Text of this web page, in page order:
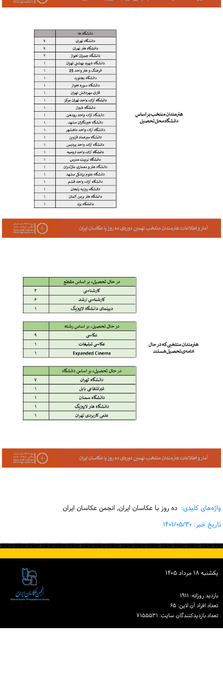
واژه‌های کلیدی: ده روز با عکاسان ایران, انجمن عکاسان ایران
تاریخ خبر: ۱۴۰۱/۰۵/۳۰
یكشنبه ۱۸ مرداد ۱۴۰۵
بازدید روزانه: ۱۹۱۱
تعداد افراد آن لاین: ۶۵
تعداد بازدیدكنندگان سایت: ۷۱۵۵۵۳۱